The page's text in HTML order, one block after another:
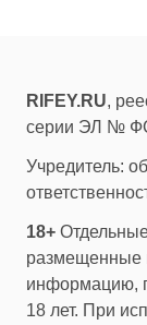
RIFEY.RU,
серии ЭЛ №
Учредитель:
18+
размещенные
информацию,
18 лет. При